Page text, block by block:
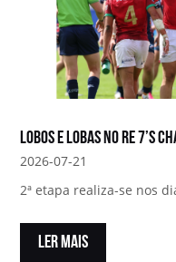
Lobos e Lobas no RE 7’s
2026-07-21
2ª etapa realiza-se nos
LER MAIS